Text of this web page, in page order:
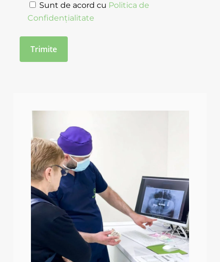
Sunt de acord cu Politica de
Confidențialitate